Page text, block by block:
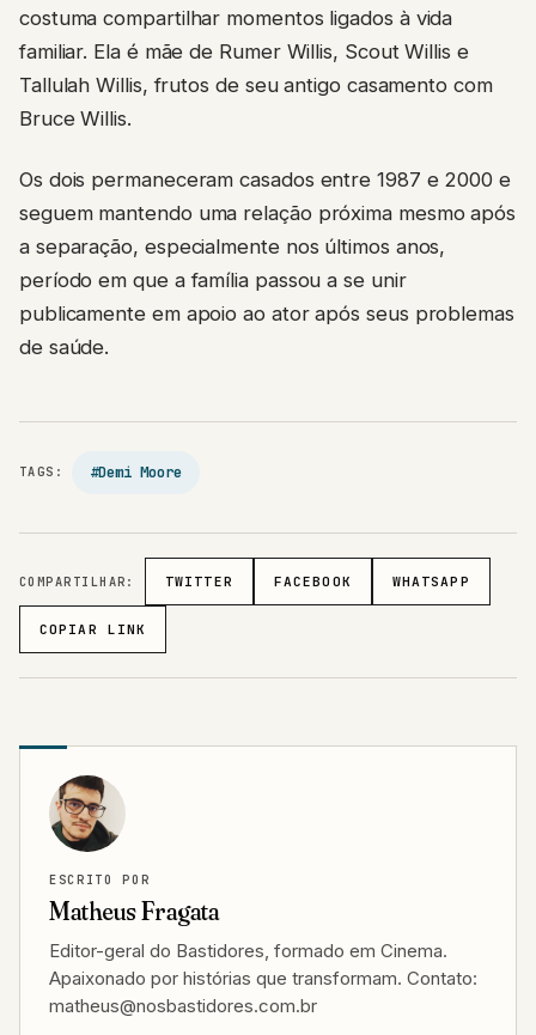
costuma compartilhar momentos ligados à vida
familiar. Ela é mãe de Rumer Willis, Scout Willis e
Tallulah Willis, frutos de seu antigo casamento com
Bruce Willis.
Os dois permaneceram casados entre 1987 e 2000 e
seguem mantendo uma relação próxima mesmo após
a separação, especialmente nos últimos anos,
período em que a família passou a se unir
publicamente em apoio ao ator após seus problemas
de saúde.
TAGS: #Demi Moore
COMPARTILHAR: TWITTER FACEBOOK WHATSAPP
COPIAR LINK
ESCRITO POR
Matheus Fragata
Editor-geral do Bastidores, formado em Cinema.
Apaixonado por histórias que transformam. Contato:
matheus@nosbastidores.com.br